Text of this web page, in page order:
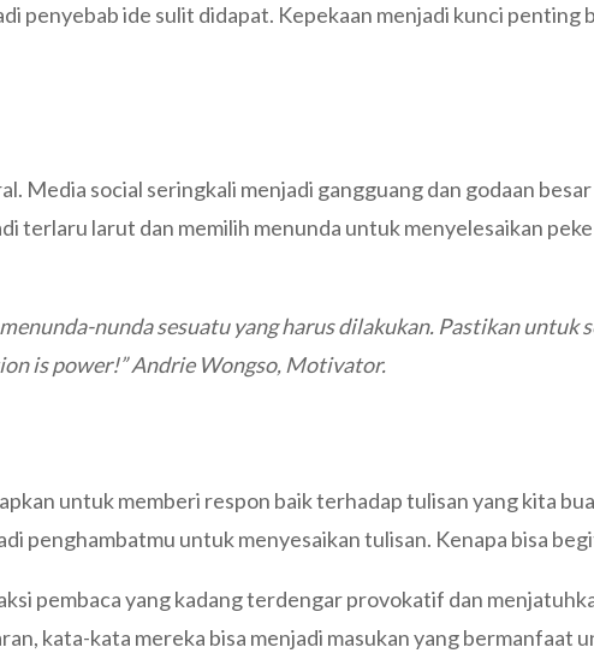
penyebab ide sulit didapat. Kepekaan menjadi kunci penting
Media social seringkali menjadi gangguang dan godaan
terlaru larut dan memilih menunda untuk menyelesaikan
nunda sesuatu yang harus dilakukan. Pastikan untuk
is power!” Andrie Wongso, Motivator.
untuk memberi respon baik terhadap tulisan yang kita
penghambatmu untuk menyesaikan tulisan. Kenapa bisa
pembaca yang kadang terdengar provokatif dan
kata-kata mereka bisa menjadi masukan yang bermanfaat